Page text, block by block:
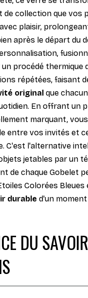
de collection que vos
plaisir,
après le départ du
procédé thermique
répétées, faisant
original que
En offrant un
marquant,
entre vos invités et
C'est l'alternative
jetables par un
de chaque Gobelet
Colorées Bleues
durable d'un
DU